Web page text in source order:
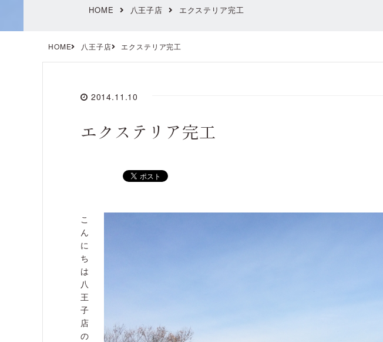
HOME 八王子店 エクステリア完工
HOME 八王子店 エクステリア完工
2014.11.10
エクステリア完工
こ
ん
に
ち
は
八
王
子
店
の